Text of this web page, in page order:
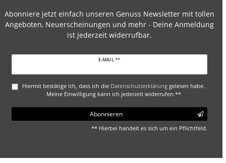
Abonniere jetzt einfach unseren Genuss Newsletter mit tollen
Angeboten, Neuerscheinungen und mehr - Deine Anmeldung
ist jederzeit widerrufbar.
E-MAIL **
Hiermit bestätige ich, dass ich die Daten­schutz­erklärung gelesen habe.
Meine Einwilligung kann ich jederzeit widerrufen.**
Abonnieren
** Hierbei handelt es sich um ein Pflichtfeld.